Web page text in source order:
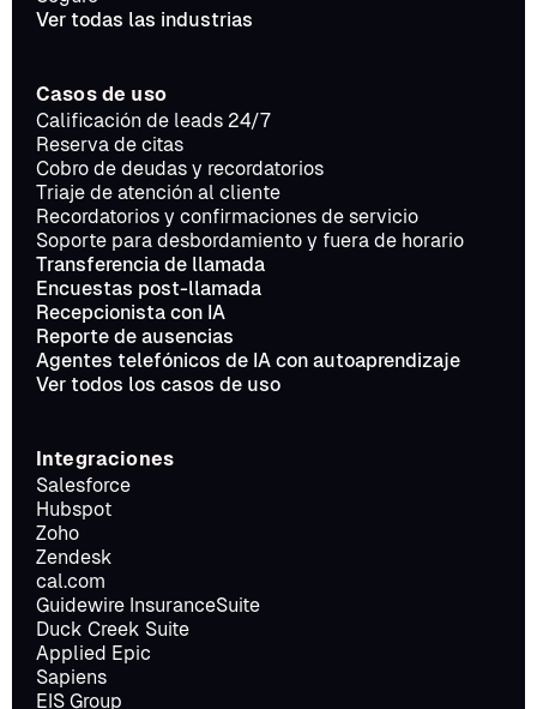
Ver todas las industrias
Casos de uso
Calificación de leads 24/7
Reserva de citas
Cobro de deudas y recordatorios
Triaje de atención al cliente
Recordatorios y confirmaciones de servicio
Soporte para desbordamiento y fuera de horario
Transferencia de llamada
Encuestas post-llamada
Recepcionista con IA
Reporte de ausencias
Agentes telefónicos de IA con autoaprendizaje
Ver todos los casos de uso
Integraciones
Salesforce
Hubspot
Zoho
Zendesk
cal.com
Guidewire InsuranceSuite
Duck Creek Suite
Applied Epic
Sapiens
EIS Group